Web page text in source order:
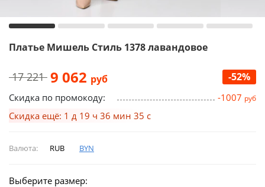
Платье Мишель Стиль 1378 лавандовое
17 221 9 062 руб -52%
Скидка по промокоду: -1007 руб
Скидка ещё: 1 д 19 ч 36 мин 34 с
Валюта: RUB BYN
Выберите размер: